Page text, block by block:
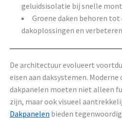
geluidsisolatie bij snelle
Groene daken behoren tot
dakoplossingen en
De architectuur evolueert
eisen aan daksystemen.
dakpanelen moeten niet alleen
zijn, maar ook visueel
Dakpanelen bieden